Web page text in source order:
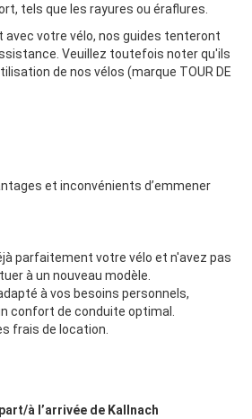
tels que les rayures ou éraflures.
avec votre vélo, nos guides tenteront
Veuillez toutefois noter qu'ils
de nos vélos (marque TOUR DE
et inconvénients d’emmener
parfaitement votre vélo et n'avez pas
à un nouveau modèle.
à vos besoins personnels,
confort de conduite optimal.
frais de location.
à l’arrivée de Kallnach